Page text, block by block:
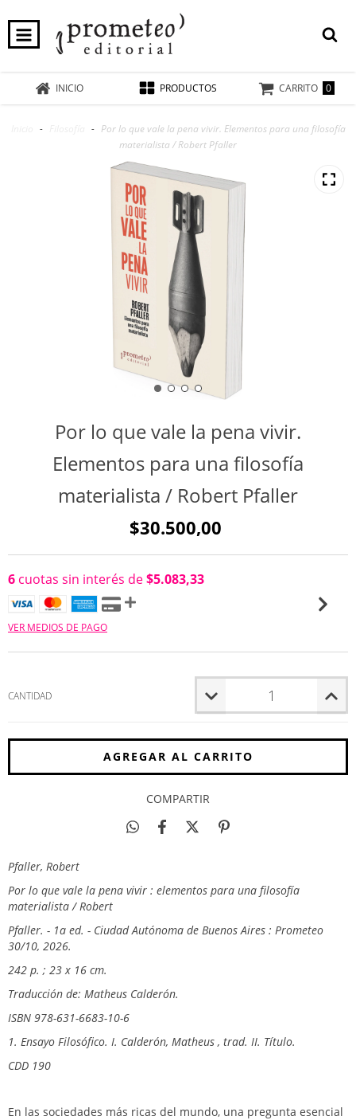
INICIO PRODUCTOS CARRITO 0
- - Por lo que vale la pena vivir. Elementos para una filosofía
materialista / Robert Pfaller
Por lo que vale la pena vivir.
Elementos para una filosofía
materialista / Robert Pfaller
$30.500,00
6 cuotas sin interés de$5.083,33
VER MEDIOS DE PAGO
CANTIDAD
COMPARTIR
Pfaller, Robert
Por lo que vale la pena vivir : elementos para una filosofía
materialista / Robert
Pfaller. - 1a ed. - Ciudad Autónoma de Buenos Aires : Prometeo
30/10, 2026.
242 p. ; 23 x 16 cm.
Traducción de: Matheus Calderón.
ISBN 978-631-6683-10-6
1. Ensayo Filosófico. I. Calderón, Matheus , trad. II. Título.
CDD 190
En las sociedades más ricas del mundo, una pregunta esencial